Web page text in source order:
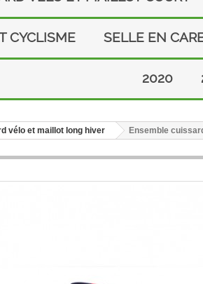
CYCLISME SELLE EN
2020
vélo et maillot long hiver Ensemble